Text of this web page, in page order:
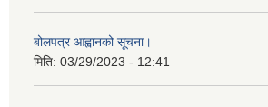
बोलपत्र आह्वानको सूचना।
मिति: 03/29/2023 - 12:41